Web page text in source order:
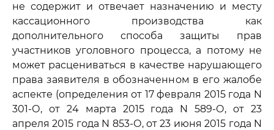
не содержит и отвечает назначению и месту
кассационного производства как
дополнительного способа защиты прав
участников уголовного процесса, а потому не
может расцениваться в качестве нарушающего
права заявителя в обозначенном в его жалобе
аспекте (определения от 17 февраля 2015 года N
301-О, от 24 марта 2015 года N 589-О, от 23
апреля 2015 года N 853-О, от 23 июня 2015 года N